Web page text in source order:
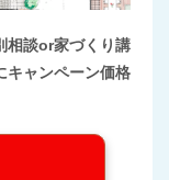
相談or家づくり講
キャンペーン価格